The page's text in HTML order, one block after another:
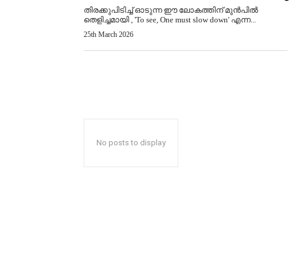
തിരക്കുപിടിച്ച് ഓടുന്ന ഈ ലോകത്തിന് മുൻപിൽ
തെളിച്ചമായി , 'To see, One must slow down' എന്ന...
25th March 2026
No posts to display